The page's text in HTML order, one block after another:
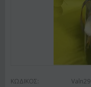
ΚΩΔΙΚΟΣ: Valn29